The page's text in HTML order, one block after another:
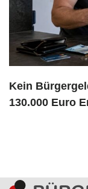
Kein
130.000 Euro